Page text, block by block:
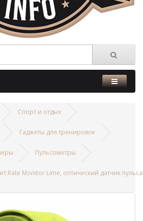
Спорт и отдых
Гаджеты для тренировок
Пульсометры
Rate Monitor Lime, оптический датчик